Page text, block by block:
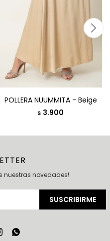
POLLERA NUUMMITA - Beige
$ 3.900
nuestras novedades!
SUSCRIBIRME
